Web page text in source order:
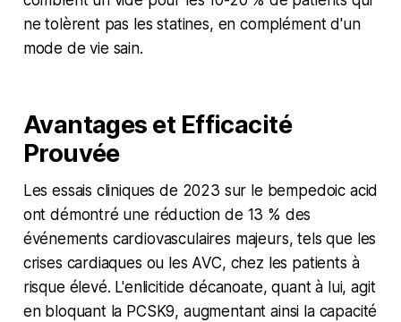
ne tolèrent pas les statines, en complément d'un
mode de vie sain.
Avantages et Efficacité
Prouvée
Les essais cliniques de 2023 sur le bempedoic acid
ont démontré une réduction de 13 % des
événements cardiovasculaires majeurs, tels que les
crises cardiaques ou les AVC, chez les patients à
risque élevé. L'enlicitide décanoate, quant à lui, agit
en bloquant la PCSK9, augmentant ainsi la capacité